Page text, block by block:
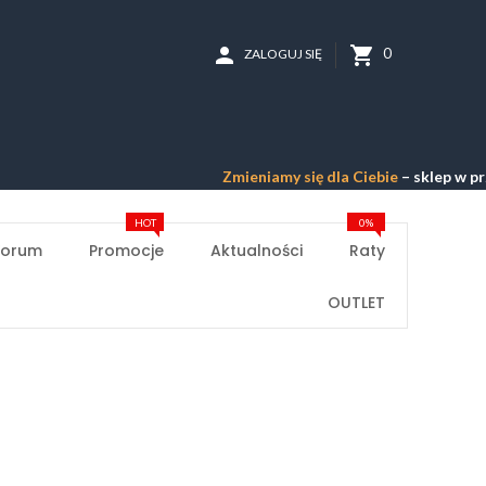
shopping_cart 0
person ZALOGUJ SIĘ
Zmieniamy się dla Ciebie – sklep w
Promocje
HOT
Aktualności Raty
0%
OUTLET